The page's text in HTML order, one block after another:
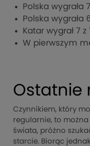
Polska
Polska
Katar wygrał 7
W pierwszym
Ostatnie
Czynnikiem, który
regularnie, to można
świata, próżno
starcie. Biorąc